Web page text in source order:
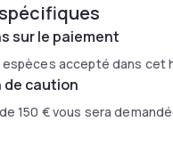
sur le paiement
espèces accepté dans cet
caution
150 €vous sera